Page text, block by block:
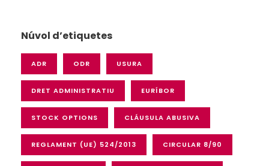
Núvol d’etiquetes
ADR ODR USURA
DRET ADMINISTRATIU EURÍBOR
STOCK OPTIONS CLÁUSULA ABUSIVA
REGLAMENT (UE) 524/2013 CIRCULAR 8/90